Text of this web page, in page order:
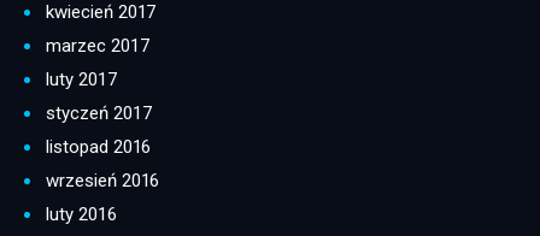
kwiecień 2017
marzec 2017
luty 2017
styczeń 2017
listopad 2016
wrzesień 2016
luty 2016